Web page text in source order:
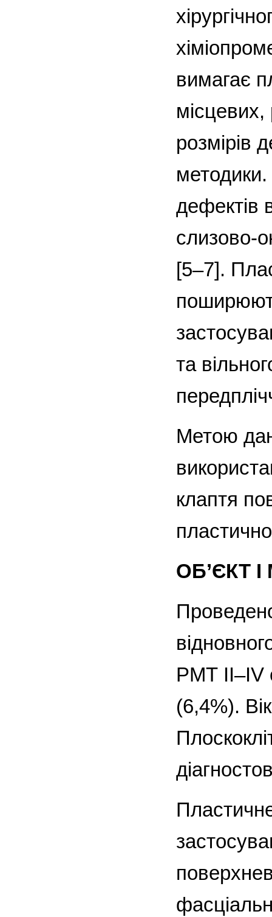
вимагає
місцевих,
розмірів
дефектів
слизово-
[5–7].
та
Метою
клаптя
ОБ’ЄКТ
РМТ II–IV
(6,4%).